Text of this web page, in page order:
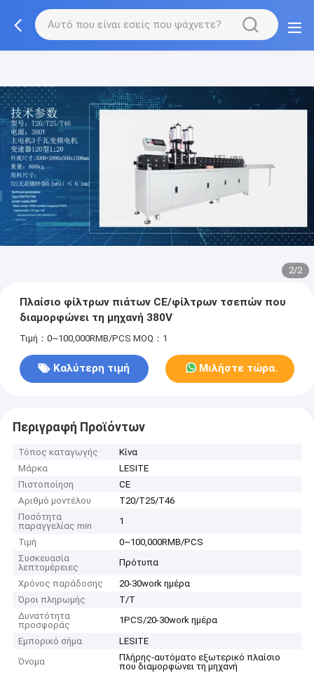
2/2
Πλαίσιο φίλτρων πιάτων CE/φίλτρων τσεπών που
διαμορφώνει τη μηχανή 380V
Τιμή：0~100,000RMB/PCS MOQ：1
Καλύτερη τιμή Μιλήστε τώρα.
Περιγραφή Προϊόντων
Τόπος καταγωγής
Κίνα
Μάρκα
LESITE
Πιστοποίηση
CE
Αριθμό μοντέλου
T20/T25/T46
Ποσότητα
παραγγελίας min
1
Τιμή
0~100,000RMB/PCS
Συσκευασία
λεπτομέρειες
Πρότυπα
Χρόνος παράδοσης
20-30work ημέρα
Όροι πληρωμής
T/T
Δυνατότητα
προσφοράς
1PCS/20-30work ημέρα
Εμπορικό σήμα
LESITE
Όνομα
Πλήρης-αυτόματο εξωτερικό πλαίσιο
που διαμορφώνει τη μηχανή